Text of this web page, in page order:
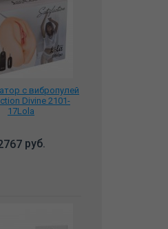
с вибропулей
Divine 2101-
17Lola
руб.